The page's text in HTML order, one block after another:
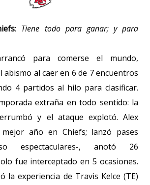
: Tiene todo para ganar; y para
para comerse el mundo,
abismo al caer en 6 de 7 encuentros
4 partidos al hilo para clasificar.
extraña en todo sentido: la
y el ataque explotó. Alex
año en Chiefs; lanzó pases
espectaculares-, anotó 26
fue interceptado en 5 ocasiones.
la experiencia de Travis Kelce (TE)